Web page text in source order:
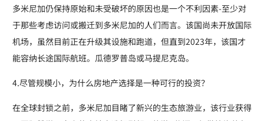
多米尼加仍保持原始和未受破坏的原因也是一个不利因素-至少对
于那些考虑访问或搬迁到多米尼加的人们而言。该国尚未开放国际
机场，虽然目前正在升级其设施和跑道，但直到2023年，该国才
能容纳长途国际航班。瓜德罗普岛或马提尼克岛。
4.尽管规模小，为什么房地产选择是一种可行的投资？
在全球封锁之前，多米尼加目睹了新兴的生态旅游业，该行业获得